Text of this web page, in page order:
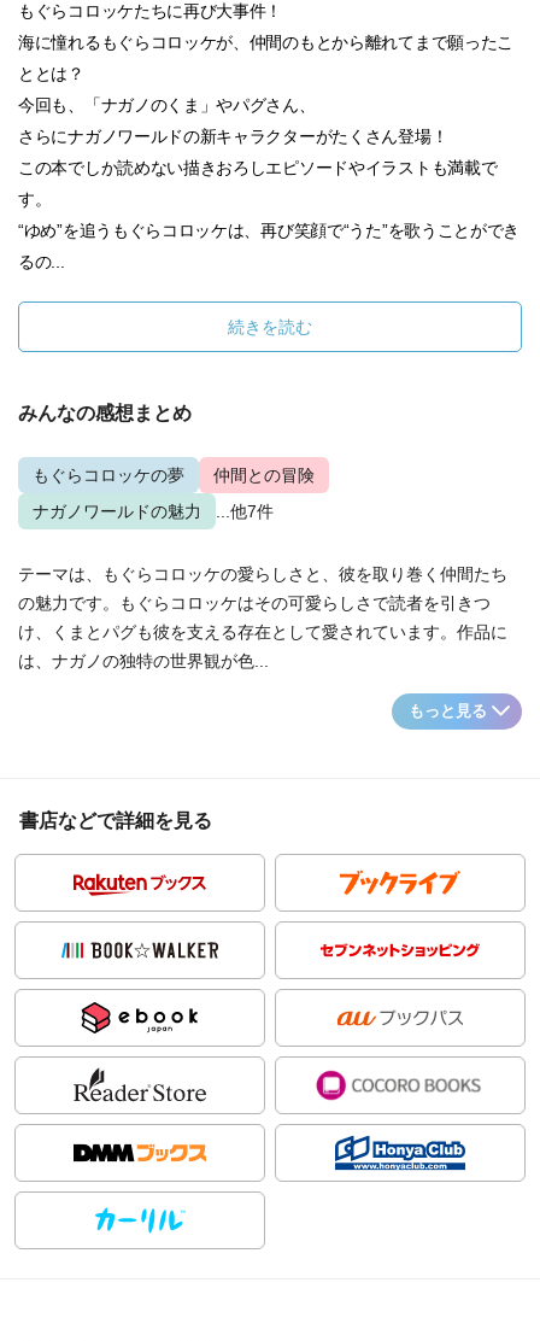
もぐらコロッケたちに再び大事件！
海に憧れるもぐらコロッケが、仲間のもとから離れてまで願ったこ
ととは？
今回も、「ナガノのくま」やパグさん、
さらにナガノワールドの新キャラクターがたくさん登場！
この本でしか読めない描きおろしエピソードやイラストも満載で
す。
“ゆめ”を追うもぐらコロッケは、再び笑顔で“うた”を歌うことができ
るの...
続きを読む
みんなの感想まとめ
もぐらコロッケの夢
仲間との冒険
ナガノワールドの魅力
...他7件
テーマは、もぐらコロッケの愛らしさと、彼を取り巻く仲間たち
の魅力です。もぐらコロッケはその可愛らしさで読者を引きつ
け、くまとパグも彼を支える存在として愛されています。作品に
は、ナガノの独特の世界観が色...
もっと見る
書店などで詳細を見る